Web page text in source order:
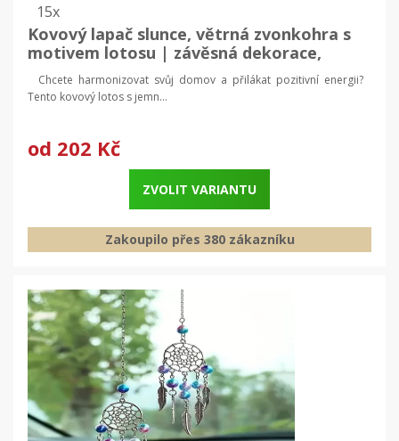
15x
Kovový lapač slunce, větrná zvonkohra s
motivem lotosu | závěsná dekorace,
venkovní dekorace
Chcete harmonizovat svůj domov a přilákat pozitivní energii?
Tento kovový lotos s jemn...
od 202 Kč
ZVOLIT VARIANTU
Zakoupilo přes 380 zákazníku